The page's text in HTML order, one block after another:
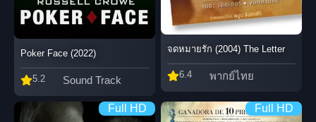
Poker Face (2022)
5.2 Sound Track
จดหมายรัก (2004) The Letter
6.4 พากย์ไทย
Full HD Full HD